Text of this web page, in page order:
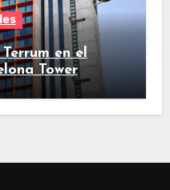
en el
Tower